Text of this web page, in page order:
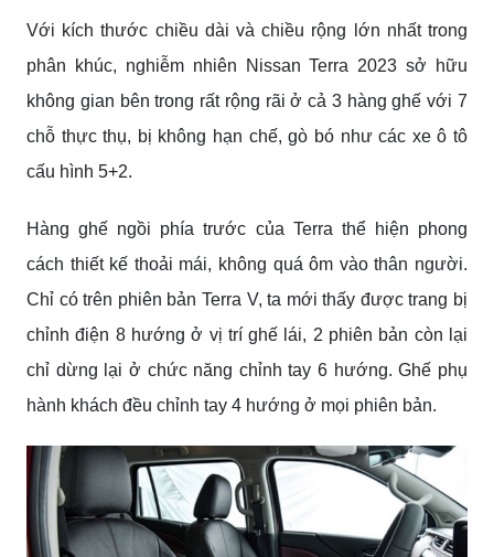
Với kích thước chiều dài và chiều rộng lớn nhất trong
phân khúc, nghiễm nhiên Nissan Terra 2023 sở hữu
không gian bên trong rất rộng rãi ở cả 3 hàng ghế với 7
chỗ thực thụ, bị không hạn chế, gò bó như các xe ô tô
cấu hình 5+2.
Hàng ghế ngồi phía trước của Terra thể hiện phong
cách thiết kế thoải mái, không quá ôm vào thân người.
Chỉ có trên phiên bản Terra V, ta mới thấy được trang bị
chỉnh điện 8 hướng ở vị trí ghế lái, 2 phiên bản còn lại
chỉ dừng lại ở chức năng chỉnh tay 6 hướng. Ghế phụ
hành khách đều chỉnh tay 4 hướng ở mọi phiên bản.